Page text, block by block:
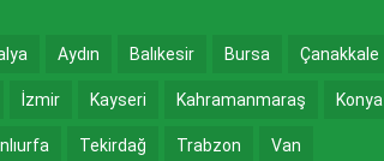
Aydın Balıkesir Bursa Çanakkale
İzmir Kayseri Kahramanmaraş Konya
Tekirdağ Trabzon Van